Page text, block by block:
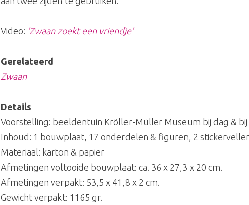
Video: 'Zwaan zoekt een vriendje'
Gerelateerd
Zwaan
Details
Voorstelling: beeldentuin Kröller-Müller Museum bij dag & bij
Inhoud: 1 bouwplaat, 17 onderdelen & figuren, 2
Materiaal: karton & papier
Afmetingen voltooide bouwplaat: ca. 36 x 27,3 x 20 cm.
Afmetingen verpakt: 53,5 x 41,8 x 2 cm.
Gewicht verpakt: 1165 gr.